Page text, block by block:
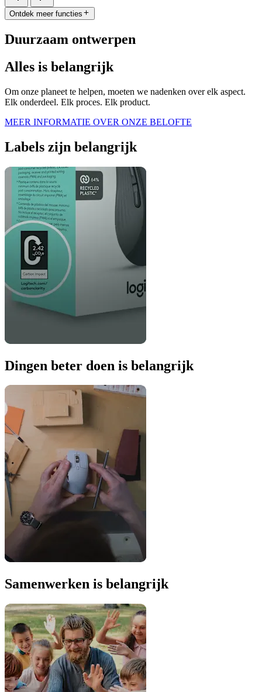
Ontdek meer functies
Duurzaam ontwerpen
Alles is belangrijk
Om onze planeet te helpen, moeten we nadenken over elk aspect.
Elk onderdeel. Elk proces. Elk product.
MEER INFORMATIE OVER ONZE BELOFTE
Labels zijn belangrijk
Dingen beter doen is belangrijk
Samenwerken is belangrijk